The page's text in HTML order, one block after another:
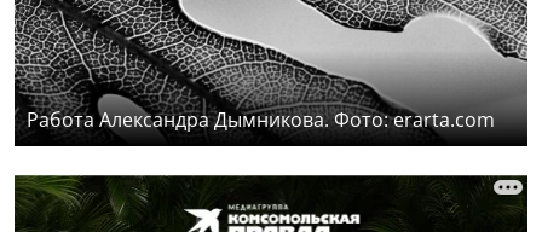
Работа Александра Дымникова. Фото: erarta.com